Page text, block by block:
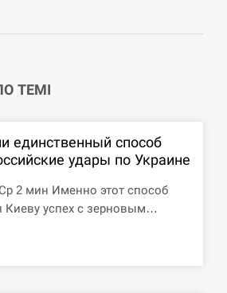
захворіли понад 10 тисяч…
через спеку загинули три
ТЕМІ
единственный способ
удары по Украине
2 мин Именно этот способ
Киеву успех с зерновым…